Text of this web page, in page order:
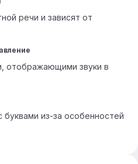
речи и зависят от
отображающими звуки в
буквами из-за особенностей